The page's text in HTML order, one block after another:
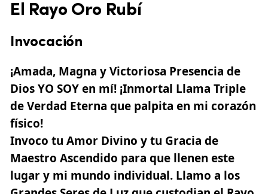
El Rayo Oro Rubí
Invocación
¡Amada, Magna y Victoriosa Presencia de
Dios YO SOY en mí! ¡Inmortal Llama Triple
deVerdad Eterna que palpita en mi corazón
físico!
Invoco tu Amor Divino y tu Gracia de
Maestro Ascendido para que llenen este
lugar y mi mundo individual. Llamo a los